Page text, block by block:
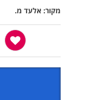
מקור: אלעד מ.